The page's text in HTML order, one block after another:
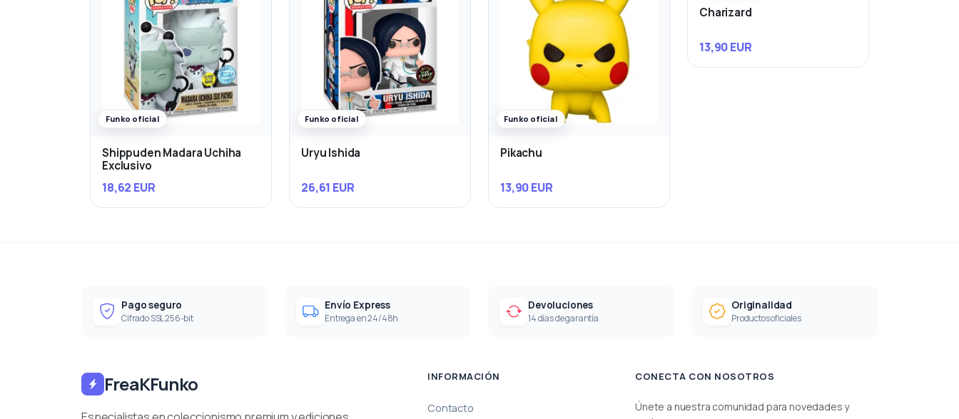
Funko oficial
Shippuden Madara Uchiha
Exclusivo
18,62 EUR
Funko oficial
Uryu Ishida
26,61 EUR
Funko oficial
Pikachu
13,90 EUR
Charizard
13,90 EUR
Pago seguro
Cifrado SSL 256-bit
Envío Express
Entrega en 24/48h
Devoluciones
14 días de garantía
Originalidad
Productos oficiales
FreaKFunko INFORMACIÓN
Contacto
CONECTA CON NOSOTROS
Únete a nuestra comunidad para novedades y